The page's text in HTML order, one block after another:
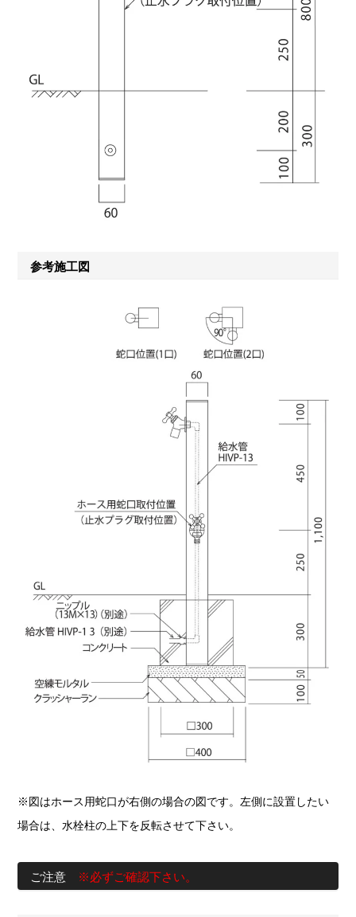
参考施工図
※図はホース用蛇口が右側の場合の図です。左側に設置したい
場合は、水栓柱の上下を反転させて下さい。
ご注意 ※必ずご確認下さい。